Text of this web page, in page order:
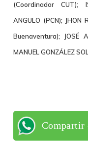
(Coordinador CUT);
ANGULO (PCN); JHON
Buenaventura); JOSÉ
MANUEL GONZÁLEZ
Compartir